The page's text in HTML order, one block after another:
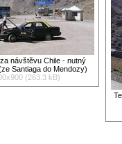
návštěvu Chile - nutný
Santiaga do Mendozy)
(263.3 kB)